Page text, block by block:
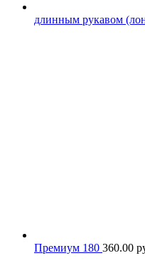
длинным рукавом
Премиум 180 360.00 р